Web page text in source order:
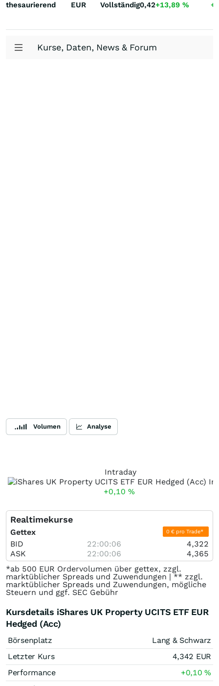
thesaurierend EUR Vollständig0,42+13,89 %
Kurse, Daten, News & Forum
Volumen Analyse
Intraday
+0,10 %
Realtimekurse
Gettex 0 € pro Trade*
BID 22:00:06
4,322
ASK
22:00:06
4,365
*ab 500 EUR Ordervolumen über gettex, zzgl.
marktüblicher Spreads und Zuwendungen | ** zzgl.
marktüblicher Spreads und Zuwendungen, mögliche
Steuern und ggf. SEC Gebühr
Kursdetails iShares UK Property UCITS ETF EUR
Hedged (Acc)
Börsenplatz
Lang & Schwarz
Letzter Kurs
4,342 EUR
Performance
+0,10%